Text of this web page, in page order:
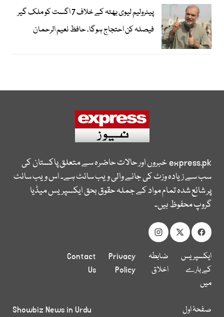
پیٹرولیم لیوی بھتہ کے خلاف 7 اگست کو ملک گیر
فیصلہ کن احتجاج ہوگا، حافظ نعیم الرحمان
express.pkخبروں اور حالات حاضرہ سے متعلق پاکستان کی
سب سے زیادہ وزٹ کی جانے والی ویب سائٹ ہے۔ اس ویب سائٹ
پر شائع شدہ تمام مواد کے جملہ حقوق بحق ایکسپریس میڈیا
گروپ محفوظ ہیں۔
ایکسپریس
کے بارے
میں
ضابطہ
اخلاق
Privacy
Policy
Contact
Us
صفحۂ اول
Showbiz News in Urdu